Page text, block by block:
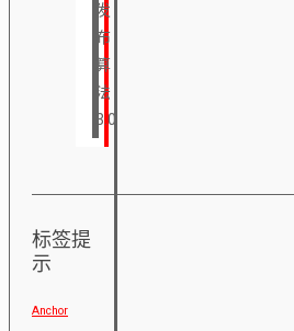
发
布
算
法
3.0
标签提
示
Anchor